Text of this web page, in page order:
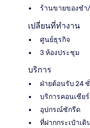
ร้านขายของช
เปลี่ยนที่ทำงาน
ศูนย์ธุรกิจ
3 ห้องประชุม
บริการ
ฝ่ายต้อนรับ 24
บริการคอนเซีย
อุปกรณ์ซักรีด
ที่ฝากกระเป๋าเดิ